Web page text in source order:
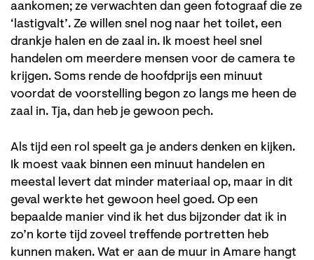
aankomen; ze verwachten dan geen fotograaf die ze
‘lastigvalt’. Ze willen snel nog naar het toilet, een
drankje halen en de zaal in. Ik moest heel snel
handelen om meerdere mensen voor de camera te
krijgen. Soms rende de hoofdprijs een minuut
voordat de voorstelling begon zo langs me heen de
zaal in. Tja, dan heb je gewoon pech.
Als tijd een rol speelt ga je anders denken en kijken.
Ik moest vaak binnen een minuut handelen en
meestal levert dat minder materiaal op, maar in dit
geval werkte het gewoon heel goed. Op een
bepaalde manier vind ik het dus bijzonder dat ik in
zo’n korte tijd zoveel treffende portretten heb
kunnen maken. Wat er aan de muur in Amare hangt